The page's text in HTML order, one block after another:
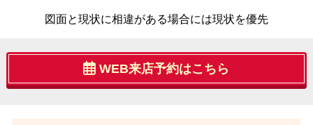
図面と現状に相違がある場合には現状を優先
WEB来店予約はこちら